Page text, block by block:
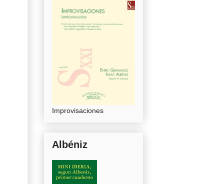
Improvisaciones
Albéniz